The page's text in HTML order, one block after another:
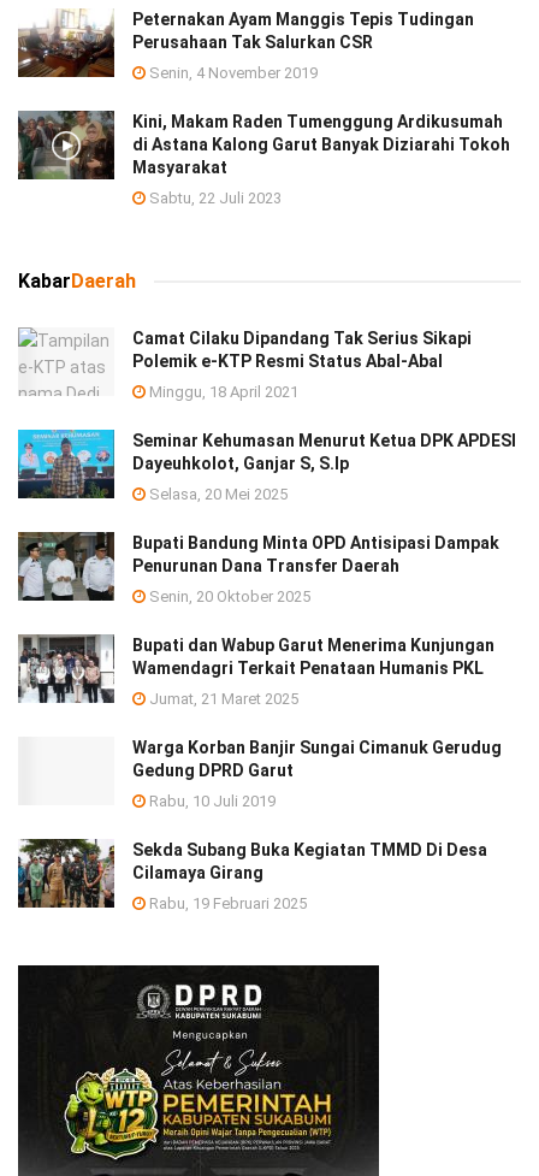
Peternakan Ayam Manggis Tepis Tudingan
Perusahaan Tak Salurkan CSR
Senin, 4 November 2019
Kini, Makam Raden Tumenggung Ardikusumah
di Astana Kalong Garut Banyak Diziarahi Tokoh
Masyarakat
Sabtu, 22 Juli 2023
KabarDaerah
Camat Cilaku Dipandang Tak Serius Sikapi
Polemik e-KTP Resmi Status Abal-Abal
Minggu, 18 April 2021
Seminar Kehumasan Menurut Ketua DPK APDESI
Dayeuhkolot, Ganjar S, S.Ip
Selasa, 20 Mei 2025
Bupati Bandung Minta OPD Antisipasi Dampak
Penurunan Dana Transfer Daerah
Senin, 20 Oktober 2025
Bupati dan Wabup Garut Menerima Kunjungan
Wamendagri Terkait Penataan Humanis PKL
Jumat, 21 Maret 2025
Warga Korban Banjir Sungai Cimanuk Gerudug
Gedung DPRD Garut
Rabu, 10 Juli 2019
Sekda Subang Buka Kegiatan TMMD Di Desa
Cilamaya Girang
Rabu, 19 Februari 2025